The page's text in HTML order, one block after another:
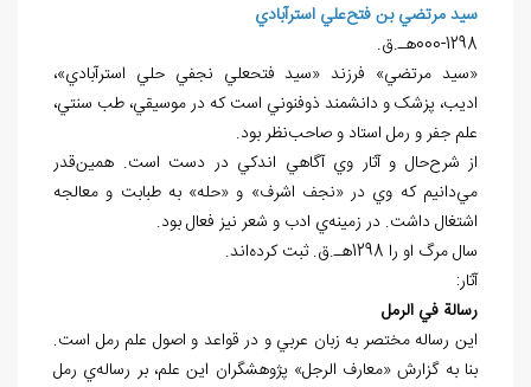
سيد مرتضي بن فتح‌علي استرآبادي
000-1298هـ.ق.
«سيد مرتضي» فرزند «سيد فتحعلي نجفي حلي استرآبادي»،
اديب، پزشک و دانشمند ذوفنوني است که در موسيقي، طب سنتي،
علم جفر و رمل استاد و صاحب‌نظر بود.
از شرح‌حال و آثار وي آگاهي اندکي در دست است. همين‌قدر
مي‌دانيم که وي در «نجف اشرف» و «حله» به طبابت و معالجه
اشتغال داشت. در زمينه‌ي ادب و شعر نيز فعال بود.
سال مرگ او را 1298هـ.ق. ثبت کرده‌اند.
آثار:
رسالة في الرمل
اين رساله مختصر به زبان عربي و در قواعد و اصول علم رمل است.
بنا به گزارش «معارف الرجل» پژوهشگران اين علم، بر رساله‌ي رمل